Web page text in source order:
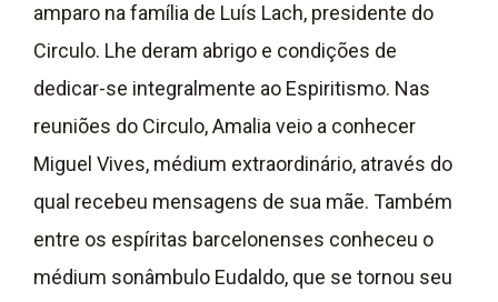
amparo na família de Luís Lach, presidente do
Circulo. Lhe deram abrigo e condições de
dedicar-se integralmente ao Espiritismo. Nas
reuniões do Circulo, Amalia veio a conhecer
Miguel Vives, médium extraordinário, através do
qual recebeu mensagens de sua mãe. Também
entre os espíritas barcelonenses conheceu o
médium sonâmbulo Eudaldo, que se tornou seu